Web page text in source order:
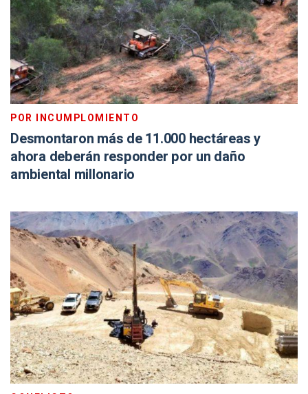
POR INCUMPLOMIENTO
Desmontaron más de 11.000 hectáreas y
ahora deberán responder por un daño
ambiental millonario